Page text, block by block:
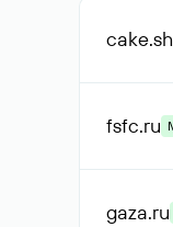
cake
fsfc.ru
gaza.ru